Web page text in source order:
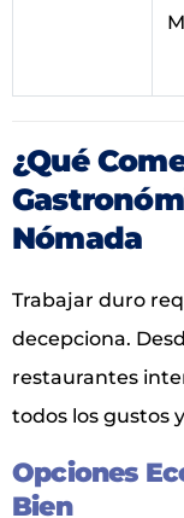
¿Qué
Nómada
Trabajar duro
decepciona.
restaurantes
todos los gustos
Opciones
Bien